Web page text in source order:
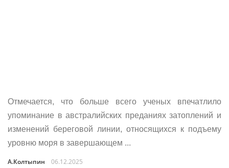
Отмечается, что больше всего ученых впечатлило
упоминание в австралийских преданиях затоплений и
изменений береговой линии, относящихся к подъему
уровню моря в завершающем ...
А.Колтыпин
06.12.2025